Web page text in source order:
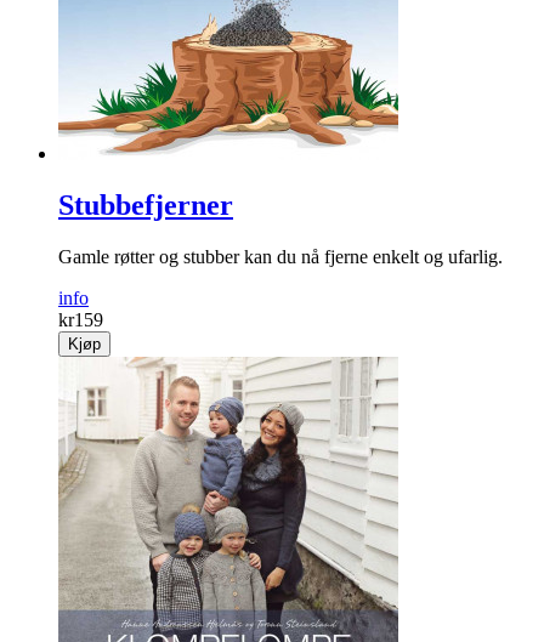
Stubbefjerner
Gamle røtter og stubber kan du nå fjerne enkelt og ufarlig.